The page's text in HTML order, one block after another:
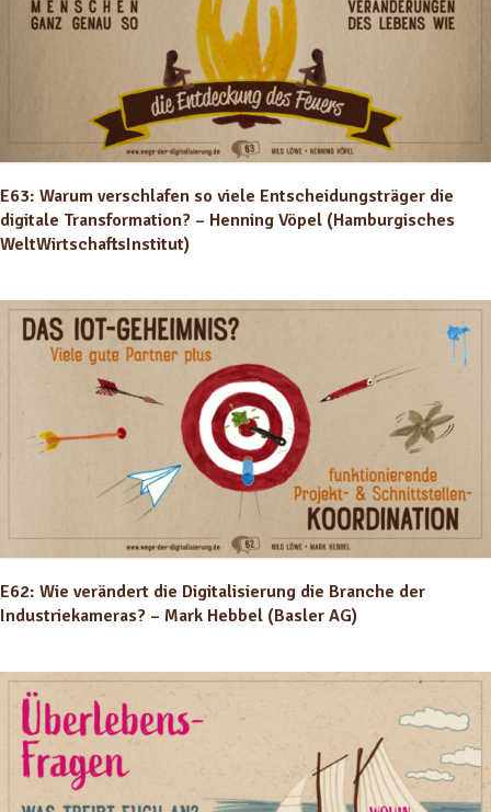
E63: Warum verschlafen so viele Entscheidungsträger die
digitale Transformation? – Henning Vöpel (Hamburgisches
WeltWirtschaftsInstitut)
E62: Wie verändert die Digitalisierung die Branche der
Industriekameras? – Mark Hebbel (Basler AG)